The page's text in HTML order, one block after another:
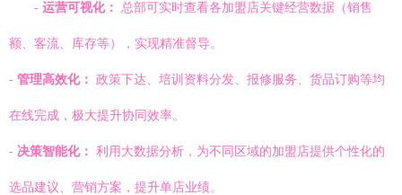
- 运营可视化： 总部可实时查看各加盟店关键经营数据（销售
额、客流、库存等），实现精准督导。
- 管理高效化： 政策下达、培训资料分发、报修服务、货品订购等均
在线完成，极大提升协同效率。
- 决策智能化： 利用大数据分析，为不同区域的加盟店提供个性化的
选品建议、营销方案，提升单店业绩。